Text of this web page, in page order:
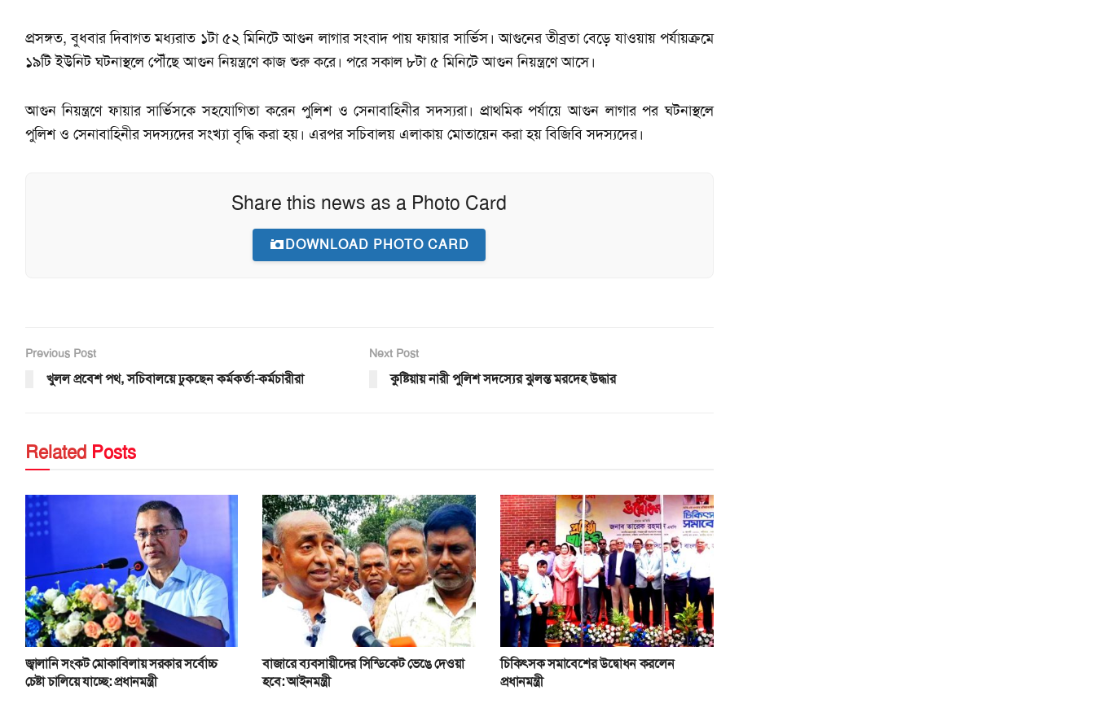
প্রসঙ্গত, বুধবার দিবাগত মধ্যরাত ১টা ৫২ মিনিটে আগুন লাগার সংবাদ পায় ফায়ার সার্ভিস। আগুনের তীব্রতা বেড়ে যাওয়ায় পর্যায়ক্রমে
১৯টি ইউনিট ঘটনাস্থলে পৌঁছে আগুন নিয়ন্ত্রণে কাজ শুরু করে। পরে সকাল ৮টা ৫ মিনিটে আগুন নিয়ন্ত্রণে আসে।
আগুন নিয়ন্ত্রণে ফায়ার সার্ভিসকে সহযোগিতা করেন পুলিশ ও সেনাবাহিনীর সদস্যরা। প্রাথমিক পর্যায়ে আগুন লাগার পর ঘটনাস্থলে
পুলিশ ও সেনাবাহিনীর সদস্যদের সংখ্যা বৃদ্ধি করা হয়। এরপর সচিবালয় এলাকায় মোতায়েন করা হয় বিজিবি সদস্যদের।
Share this news as a Photo Card
DOWNLOAD PHOTO CARD
Previous Post
খুলল প্রবেশ পথ, সচিবালয়ে ঢুকছেন কর্মকর্তা-কর্মচারীরা
Next Post
কুষ্টিয়ায় নারী পুলিশ সদস্যের ঝুলন্ত মরদেহ উদ্ধার
RelatedPosts
জ্বালানি সংকট মোকাবিলায় সরকার সর্বোচ্চ
চেষ্টা চালিয়ে যাচ্ছে: প্রধানমন্ত্রী
বাজারে ব্যবসায়ীদের সিন্ডিকেট ভেঙে দেওয়া
হবে: আইনমন্ত্রী
চিকিৎসক সমাবেশের উদ্বোধন করলেন
প্রধানমন্ত্রী